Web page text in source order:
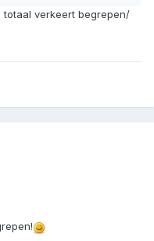
totaal verkeert begrepen/